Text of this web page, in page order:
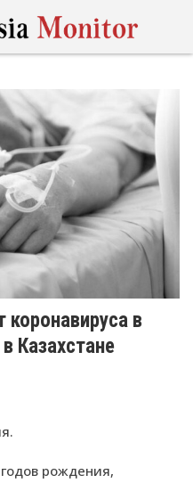
коронавируса в
Казахстане
рождения,